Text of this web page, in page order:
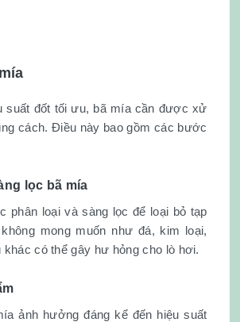
suất đốt tối ưu, bã mía cần được xử
cách. Điều này bao gồm các bước
lọc bã mía
phân loại và sàng lọc để loại bỏ tạp
mong muốn như đá, kim loại,
khác có thể gây hư hỏng cho lò hơi.
ảnh hưởng đáng kể đến hiệu suất